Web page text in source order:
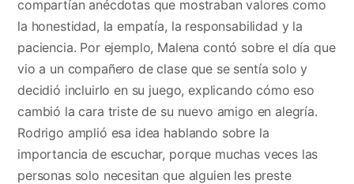
compartían anécdotas que mostraban valores como
la honestidad, la empatía, la responsabilidad y la
paciencia. Por ejemplo, Malena contó sobre el día que
vio a un compañero de clase que se sentía solo y
decidió incluirlo en su juego, explicando cómo eso
cambió la cara triste de su nuevo amigo en alegría.
Rodrigo amplió esa idea hablando sobre la
importancia de escuchar, porque muchas veces las
personas solo necesitan que alguien les preste